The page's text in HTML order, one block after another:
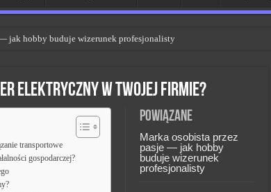
jak hobby buduje wizerunek profesjonalisty
kluczem do sukcesu
w skutecznym zarządzaniu
do sukcesu w zmianach
elektryczny w Twojej firmie?
Powiązane
Marka osobista przez
pasje — jak hobby
buduje wizerunek
profesjonalisty
transportowe
gospodarczej?